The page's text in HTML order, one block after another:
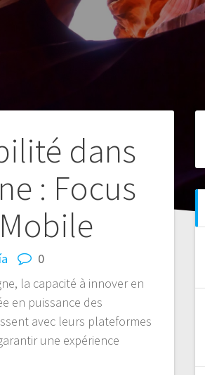
dans
: Focus
0
la capacité à innover en
en puissance des
avec leurs plateformes
une expérience